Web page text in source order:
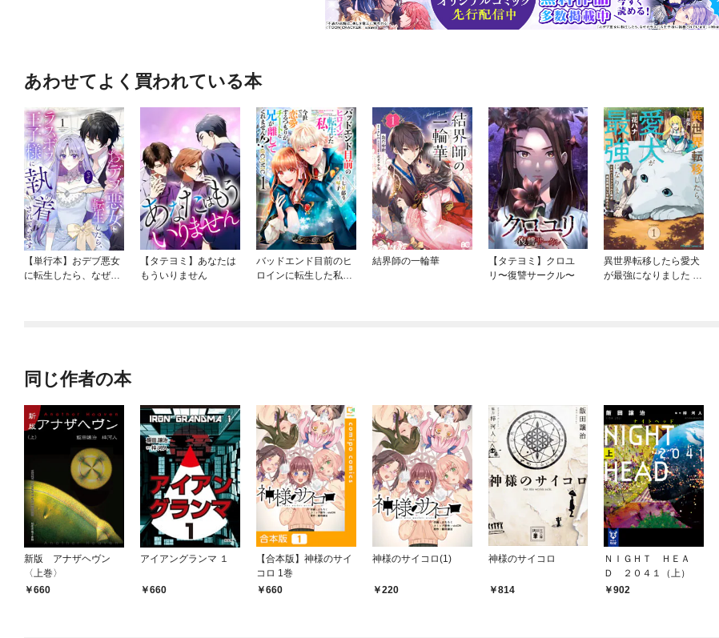
あわせてよく買われている本
【単行本】おデブ悪女
に転生したら、なぜか
【タテヨミ】あなたは
もういりません
バッドエンド目前のヒ
ロインに転生した私、
結界師の一輪華
【タテヨミ】クロユ
リ〜復讐サークル〜
異世界転移したら愛犬
が最強になりました ～
同じ作者の本
新版 アナザヘヴン
〈上巻〉
660
アイアングランマ １
660
【合本版】神様のサイ
コロ 1巻
660
神様のサイコロ(1)
220
神様のサイコロ
814
ＮＩＧＨＴ ＨＥＡ
Ｄ ２０４１（上）
902